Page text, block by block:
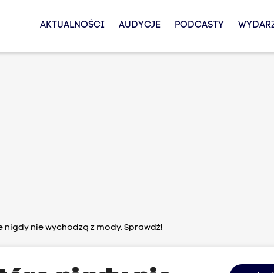
AKTUALNOŚCI AUDYCJE PODCASTY
nigdy nie wychodzą z mody. Sprawdź!